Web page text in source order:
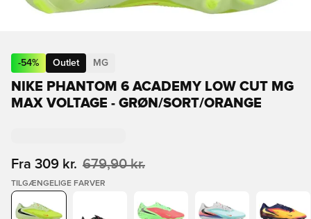
-54% Outlet MG
NIKE PHANTOM 6 ACADEMY LOW CUT MG
MAX VOLTAGE - GRØN/SORT/ORANGE
Fra 309 kr. 679,90 kr.
TILGÆNGELIGE FARVER